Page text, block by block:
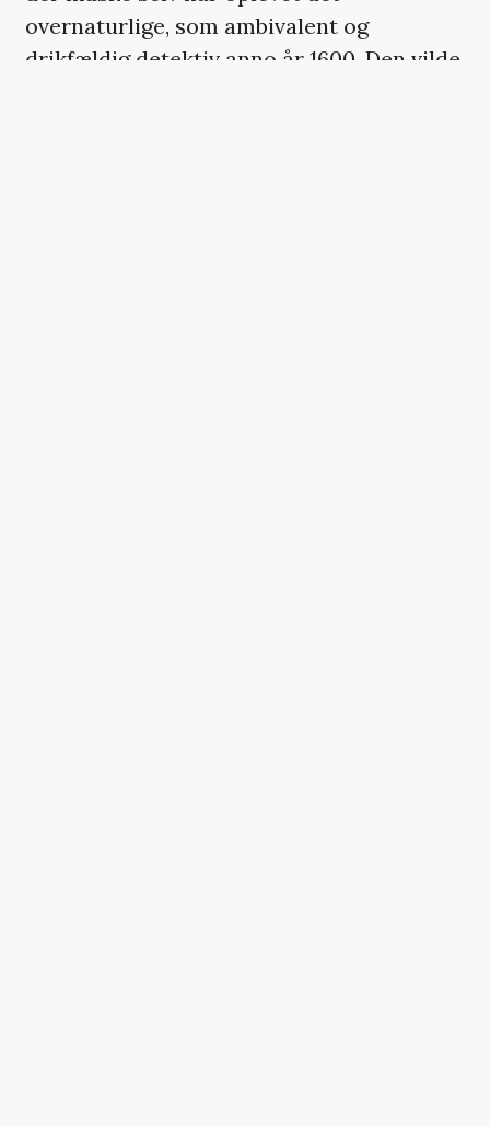
overnaturlige, som ambivalent og
drikfældig detektiv anno år 1600. Den vilde